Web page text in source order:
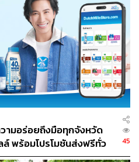
ยายามนำ ‘ระบบใหม่’
ด 4 ปี ACT ให้คะแนนการ
ชันในยุคของชัชชาติไว้ที่ 8
บื้องหลังคะแนนที่ค่อนข้างสูงนี้
ต แต่เป็นเพราะ ACT มอง
ลักดันกลไกใหม่ๆ เข้ามาแก้ไข
ามอร่อยถึงมือทุกจังหวัด
พร้อมโปรโมชันส่งฟรีทั่ว
ของวันถัดไป ส่งสินค้าแบบ
45